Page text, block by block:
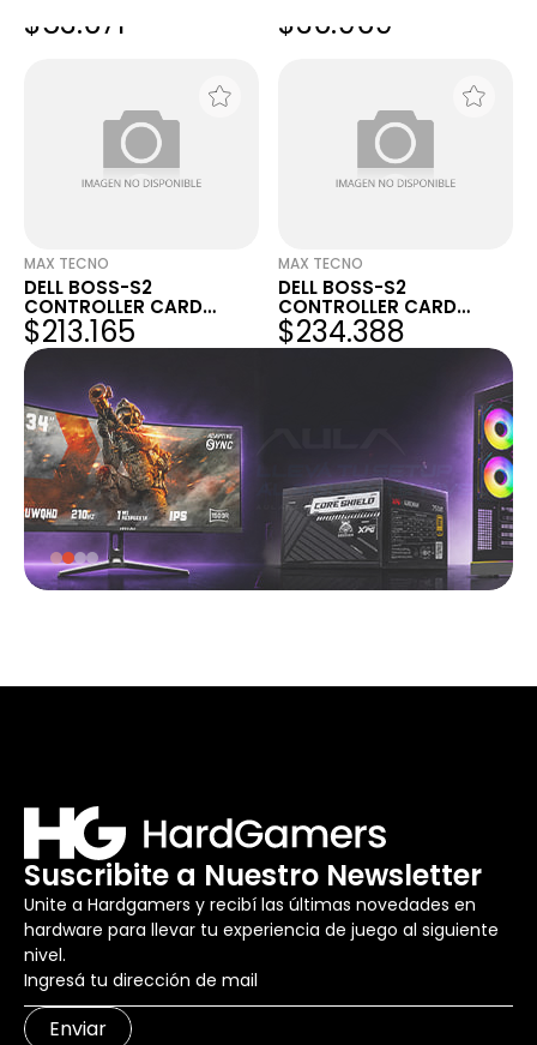
$53.671 $36.969
MAX TECNO
DELL BOSS-S2
CONTROLLER CARD
WITHOUT CABLE,
CUSTOM
$213.165
MAX TECNO
DELL BOSS-S2
CONTROLLER CARD
WITHOUT CABLE,
CUSTOM
$234.388
Suscribite a Nuestro Newsletter
Unite a Hardgamers y recibí las últimas novedades en
hardware para llevar tu experiencia de juego al siguiente
nivel.
Enviar